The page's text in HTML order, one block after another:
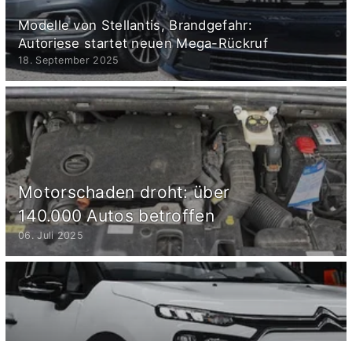
Modelle von Stellantis, Brandgefahr:
Autoriese startet neuen Mega-Rückruf
18. September 2025
Motorschaden droht: über
140.000 Autos betroffen
06. Juli 2025